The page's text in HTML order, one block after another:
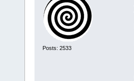
Posts: 2533